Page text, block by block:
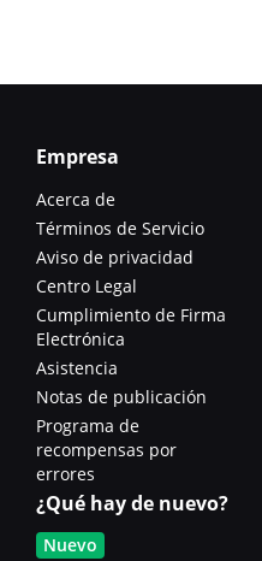
Empresa
Acerca de
Términos de Servicio
Aviso de privacidad
Centro Legal
Cumplimiento de Firma
Electrónica
Asistencia
Notas de publicación
Programa de
recompensas por
errores
¿Qué hay de nuevo?
Nuevo